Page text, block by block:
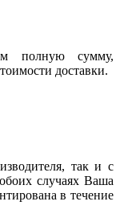
полную сумму,
доставки.
так и с
случаях Ваша
в течение